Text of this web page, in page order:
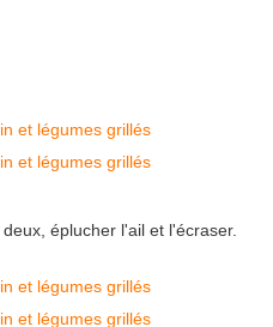
éplucher l'ail et l'écraser.